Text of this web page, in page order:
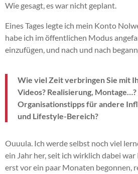
Wie gesagt, es war nicht geplant.
Eines Tages legte ich mein Konto
habe ich im öffentlichen Modus
einzufügen, und nach und nach
Wie viel Zeit verbringen Sie mit
Videos? Realisierung, Montage…?
Organisationstipps für andere
und Lifestyle-Bereich?
Ouuula. Ich werde selbst noch viel
ein Jahr her, seit ich wirklich dabei war
erst vor ein paar Monaten begonnen,